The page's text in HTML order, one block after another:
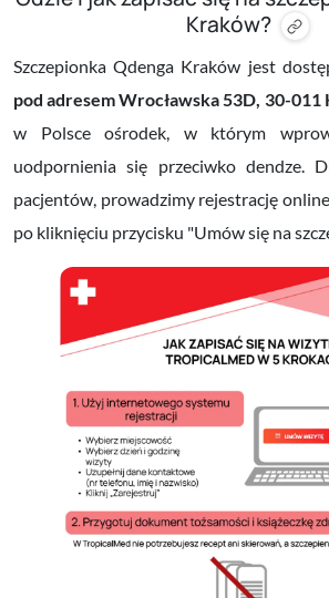
Kraków?
Szczepionka Qdenga Kraków jest
pod adresemWrocławska 53D, 30-011
w Polsce ośrodek, w którym
uodpornienia się przeciwko dendze.
pacjentów, prowadzimy rejestrację
po kliknięciu przycisku "Umów się na